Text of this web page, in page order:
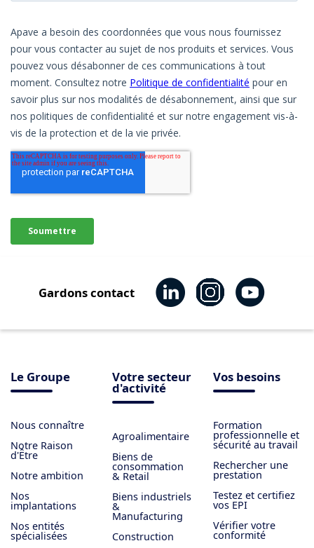
Gardons contact
Le Groupe
Nous connaître
Notre Raison
d'Être
Notre ambition
Nos
implantations
Nos entités
spécialisées
Votre secteur
d'activité
Agroalimentaire
Biens de
consommation
& Retail
Biens industriels
&
Manufacturing
Construction
Vos besoins
Formation
professionnelle et
sécurité au travail
Rechercher une
prestation
Testez et certifiez
vos EPI
Vérifier votre
conformité